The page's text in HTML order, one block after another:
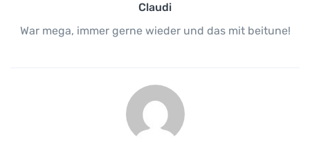
Claudi
War mega, immer gerne wieder und das mit beitune!